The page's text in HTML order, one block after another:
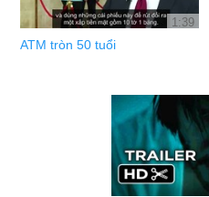
1:39
ATM tròn 50 tuổi